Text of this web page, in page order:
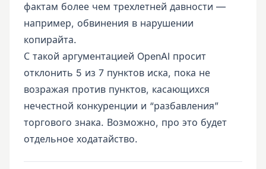
фактам более чем трехлетней давности —
например, обвинения в нарушении
копирайта.
С такой аргументацией OpenAI просит
отклонить 5 из 7 пунктов иска, пока не
возражая против пунктов, касающихся
нечестной конкуренции и “разбавления”
торгового знака. Возможно, про это будет
отдельное ходатайство.